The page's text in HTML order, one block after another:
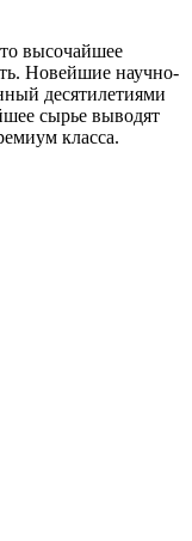
высочайшее
Новейшие научно-
десятилетиями
сырье выводят
класса.